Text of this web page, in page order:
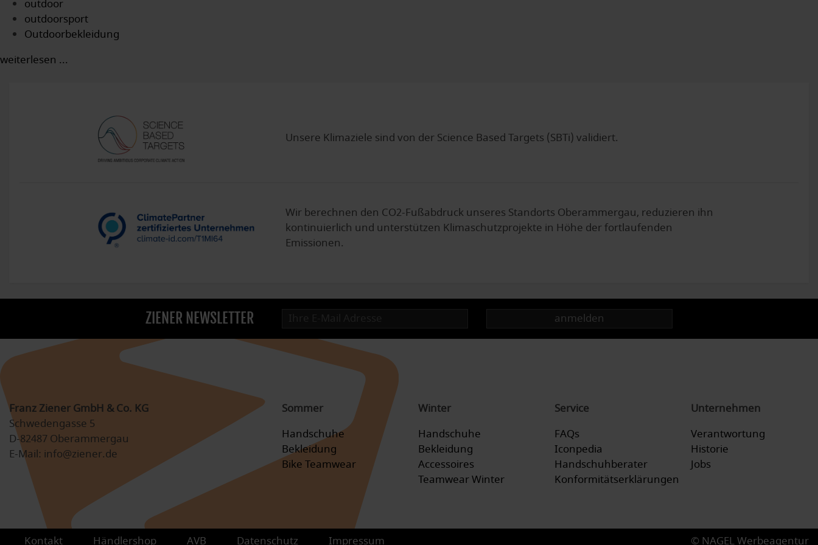
outdoor
outdoorsport
Outdoorbekleidung
weiterlesen ...
Unsere Klimaziele sind von der Science Based Targets (SBTi) validiert.
Wir berechnen den CO2-Fußabdruck unseres Standorts Oberammergau, reduzieren ihn
kontinuierlich und unterstützen Klimaschutzprojekte in Höhe der fortlaufenden
Emissionen.
ZIENER NEWSLETTER anmelden
Franz Ziener GmbH & Co. KG
Schwedengasse 5
D-82487 Oberammergau
E-Mail: info@ziener.de
Sommer
Handschuhe
Bekleidung
Bike Teamwear
Winter
Handschuhe
Bekleidung
Accessoires
Teamwear Winter
Service
FAQs
Iconpedia
Handschuhberater
Konformitätserklärungen
Unternehmen
Verantwortung
Historie
Jobs
Kontakt Händlershop AVB Datenschutz Impressum © NAGEL Werbeagentur